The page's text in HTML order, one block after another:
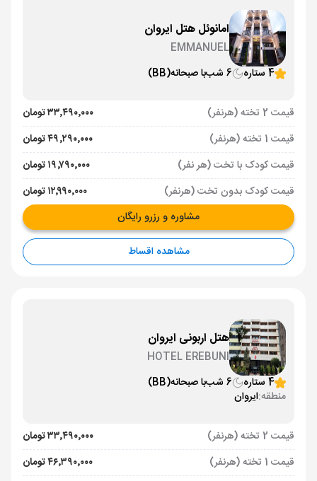
امانوئل هتل ایروان
EMMANUEL
4 ستاره
6 شب با صبحانه(BB)
قیمت 2 تخته (هرنفر)
۳۳٬۴۹۰٬۰۰۰ تومان
قیمت 1 تخته (هرنفر)
۴۹٬۲۹۰٬۰۰۰ تومان
قیمت کودک با تخت (هر نفر)
۱۹٬۷۹۰٬۰۰۰ تومان
قیمت کودک بدون تخت (هرنفر)
۱۲٬۹۹۰٬۰۰۰ تومان
مشاوره و رزرو رایگان
مشاهده اقساط
هتل اربونی ایروان
HOTEL EREBUNI
4 ستاره
6 شب با صبحانه(BB)
منطقه:ایروان
قیمت 2 تخته (هرنفر)
۳۳٬۴۹۰٬۰۰۰ تومان
قیمت 1 تخته (هرنفر)
۴۶٬۳۹۰٬۰۰۰ تومان